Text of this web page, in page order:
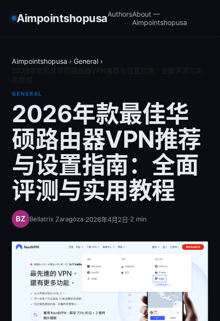
AimpointshopusaAuthorsAbout —
Aimpointshopusa
Aimpointshopusa › General ›
GENERAL
2026年款最佳华
硕路由器VPN推荐
与设置指南：全面
评测与实用教程
Bellatrix Zaragoza·2026年4月2日·2 min